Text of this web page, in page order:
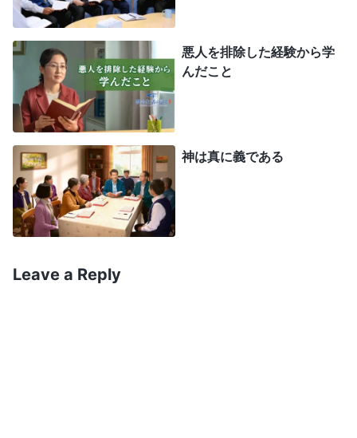
「神を愛することだけが本当に神を信じることであ
る」〔『言葉』第1巻〕）。肉体を満足させること
はサタンを満足させること。証を立てられず、本分
を尽くせなり、終わりの日の神の働きの証を立てる
機会を失うことになる。そして祈った。肉に背き、
苦労を背負って彼女に福音を広め、神の家に連れて
きますと。それから、早朝の祈りの時間が始まっ
た。テレサにもっと時間ができて、御言葉を交わる
ことができるよう、心からの祈りをささげると、彼
た。私のために祈ってくれてありがとう。感動しま
悪人を排除した経験から学
んだこと
神は真に義である
Leave a Reply